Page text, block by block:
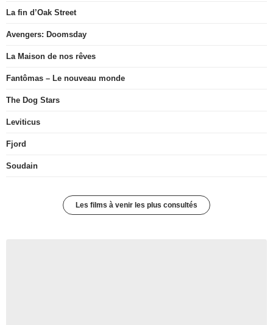
La fin d’Oak Street
Avengers: Doomsday
La Maison de nos rêves
Fantômas – Le nouveau monde
The Dog Stars
Leviticus
Fjord
Soudain
Les films à venir les plus consultés